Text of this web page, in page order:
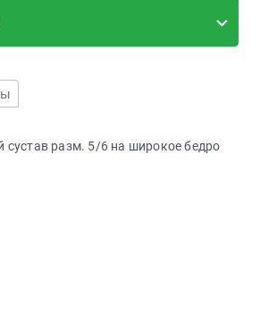
разм. 5/6 на широкое бедро